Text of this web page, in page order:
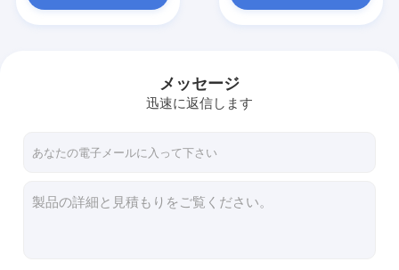
esdの生地
メッセージ
迅速に返信します